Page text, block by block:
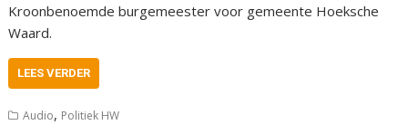
Kroonbenoemde burgemeester voor gemeente Hoeksche
Waard.
LEES VERDER
Audio, Politiek HW